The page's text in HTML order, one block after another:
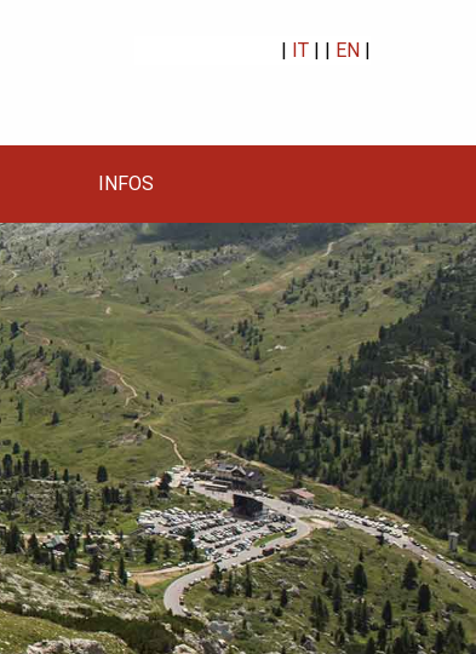
| IT| | EN|
INFOS